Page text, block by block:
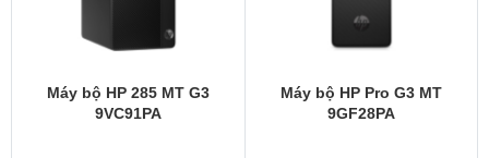
Máy bộ HP 285 MT G3
9VC91PA
Máy bộ HP Pro G3 MT
9GF28PA